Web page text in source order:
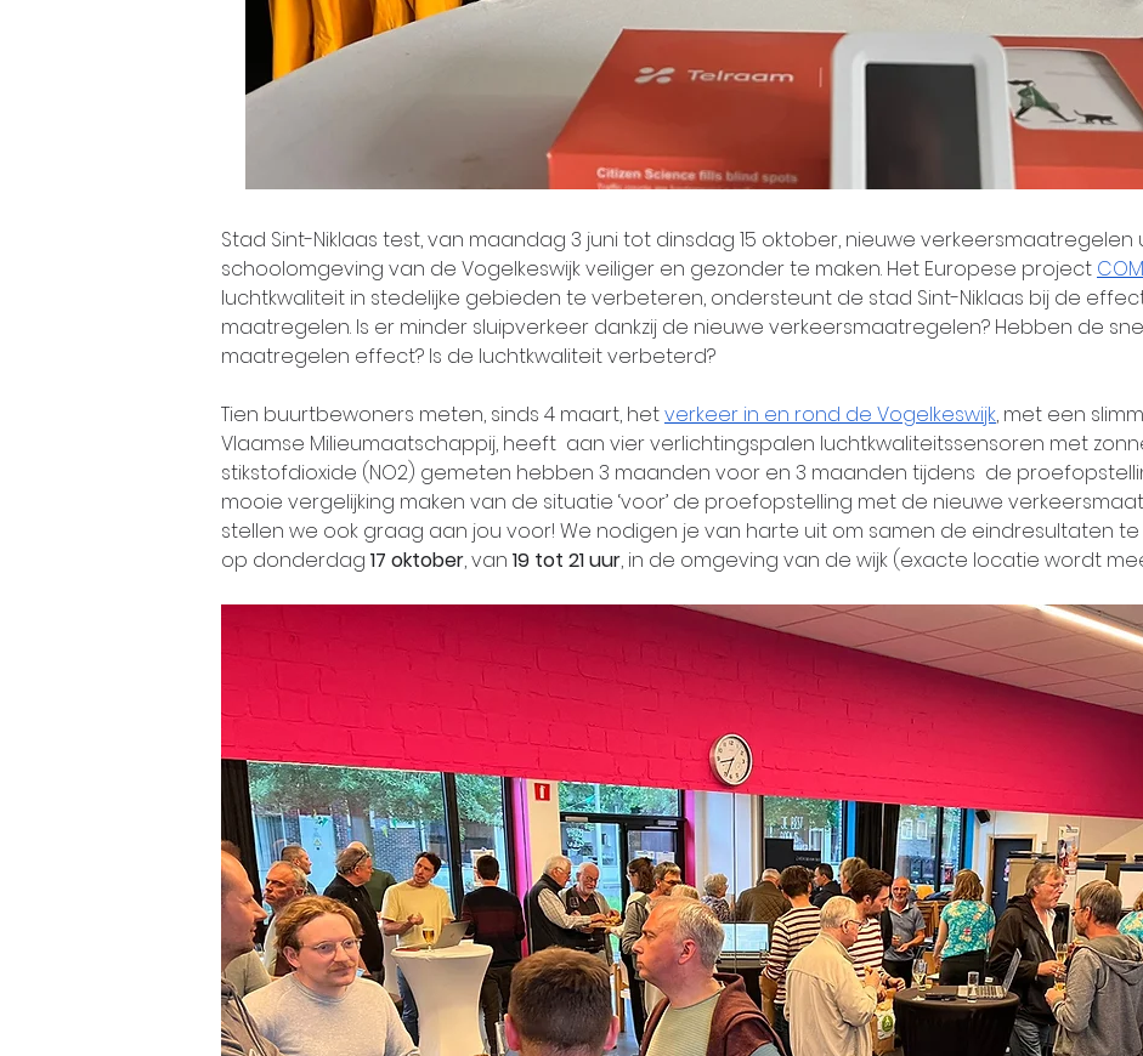
Stad Sint-Niklaas test, van maandag 3 juni tot dinsdag 15 oktober, nieuwe verkeersmaatregelen
schoolomgeving van de Vogelkeswijk veiliger en gezonder te maken. Het Europese project
luchtkwaliteit in stedelijke gebieden te verbeteren, ondersteunt de stad Sint-Niklaas bij de
maatregelen. Is er minder sluipverkeer dankzij de nieuwe verkeersmaatregelen? Hebben de
maatregelen effect? Is de luchtkwaliteit verbeterd?
Tien buurtbewoners meten, sinds 4 maart, het verkeer in en rond de Vogelkeswijk, met een
Vlaamse Milieumaatschappij, heeft  aan vier verlichtingspalen luchtkwaliteitssensoren met
stikstofdioxide (NO2) gemeten hebben 3 maanden voor en 3 maanden tijdens  de
mooie vergelijking maken van de situatie ‘voor’ de proefopstelling met de nieuwe
stellen we ook graag aan jou voor! We nodigen je van harte uit om samen de eindresultaten
op donderdag 17 oktober, van 19 tot 21 uur, in de omgeving van de wijk (exacte locatie wordt